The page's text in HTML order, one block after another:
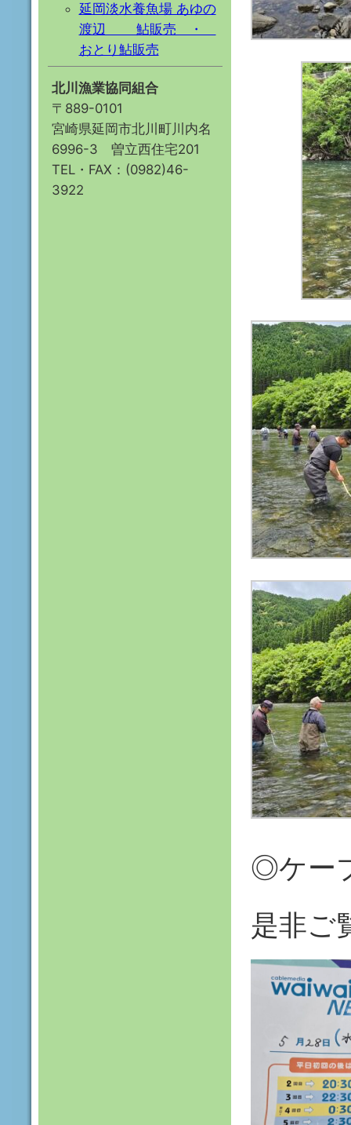
◎ケー
是非ご
延岡淡水養魚場 あゆの
渡辺 鮎販売 ・
おとり鮎販売
北川漁業協同組合
〒889-0101
宮崎県延岡市北川町川内名
6996-3 曽立西住宅201
TEL・FAX：(0982)46-
3922